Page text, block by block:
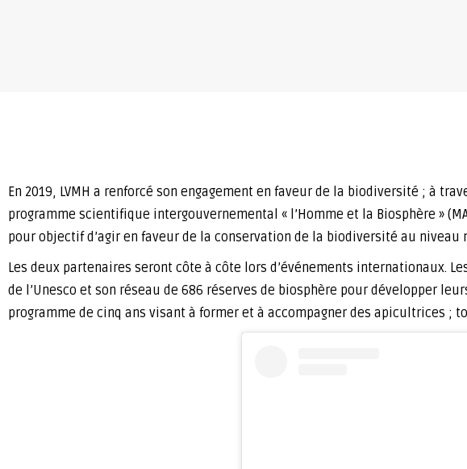
En 2019, LVMH a renforcé son engagement en faveur de la biodiversité ; à
programme scientifique intergouvernemental « l’Homme et la Biosphère »
pour objectif d’agir en faveur de la conservation de la biodiversité au niveau
Les deux partenaires seront côte à côte lors d’événements internationaux.
de l’Unesco et son réseau de 686 réserves de biosphère pour développer
programme de cinq ans visant à former et à accompagner des apicultrices